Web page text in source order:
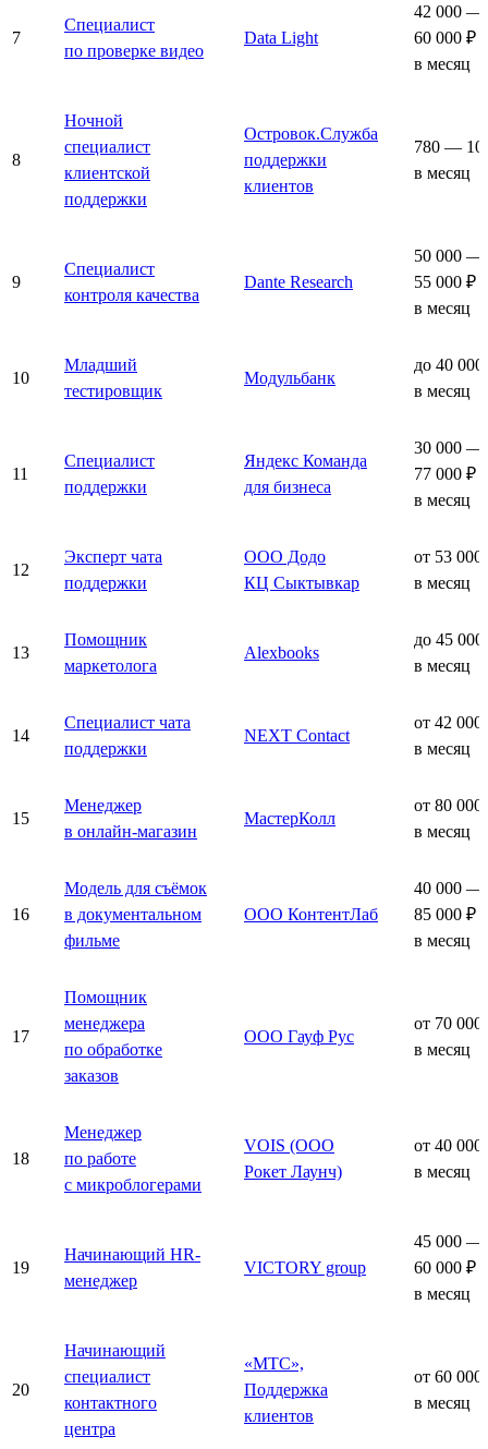
7
Специалист
по проверке видео
Data Light
42 000 —
60 000 ₽
в месяц
8
Ночной
специалист
клиентской
поддержки
Островок.Служба
поддержки
клиентов
780 —
в месяц
9
Специалист
контроля качества
Dante Research
50 000 —
55 000 ₽
в месяц
10
Младший
тестировщик
Модульбанк
до 40 000
в месяц
11
Специалист
поддержки
Яндекс Команда
для бизнеса
30 000 —
77 000 ₽
в месяц
12
Эксперт чата
поддержки
ООО Додо
КЦ Сыктывкар
от 53 000
в месяц
13
Помощник
маркетолога
Alexbooks
до 45 000
в месяц
14
Специалист чата
поддержки
NEXT Contact
от 42 000
в месяц
15
Менеджер
в онлайн-магазин
МастерКолл
от 80 000
в месяц
16
Модель для съёмок
в документальном
фильме
ООО КонтентЛаб
40 000 —
85 000 ₽
в месяц
17
Помощник
менеджера
по обработке
заказов
ООО Гауф Рус
от 70 000
в месяц
18
Менеджер
по работе
с микроблогерами
VOIS (ООО
Рокет Лаунч)
от 40 000
в месяц
19
Начинающий HR-
менеджер
VICTORY group
45 000 —
60 000 ₽
в месяц
20
Начинающий
специалист
контактного
центра
«МТС»,
Поддержка
клиентов
от 60 000
в месяц